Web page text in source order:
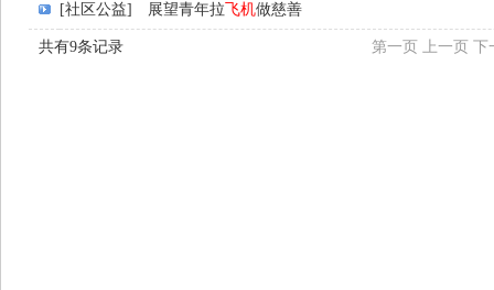
[社区公益] 展望青年拉 飞机做慈善
共有9条记录 第一页 上一页 下